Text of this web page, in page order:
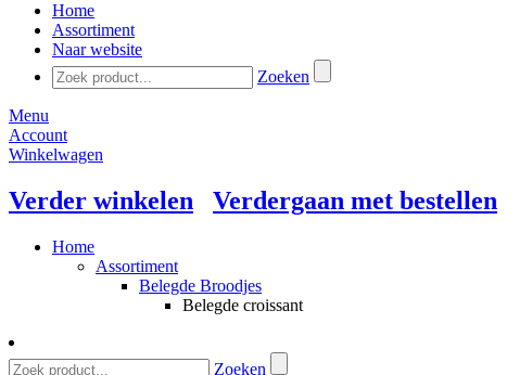
Home
Assortiment
Naar website
Zoeken
Menu
Account
Winkelwagen
Verder winkelen Verdergaan met bestellen
Home
Assortiment
Belegde Broodjes
Belegde croissant
Zoeken